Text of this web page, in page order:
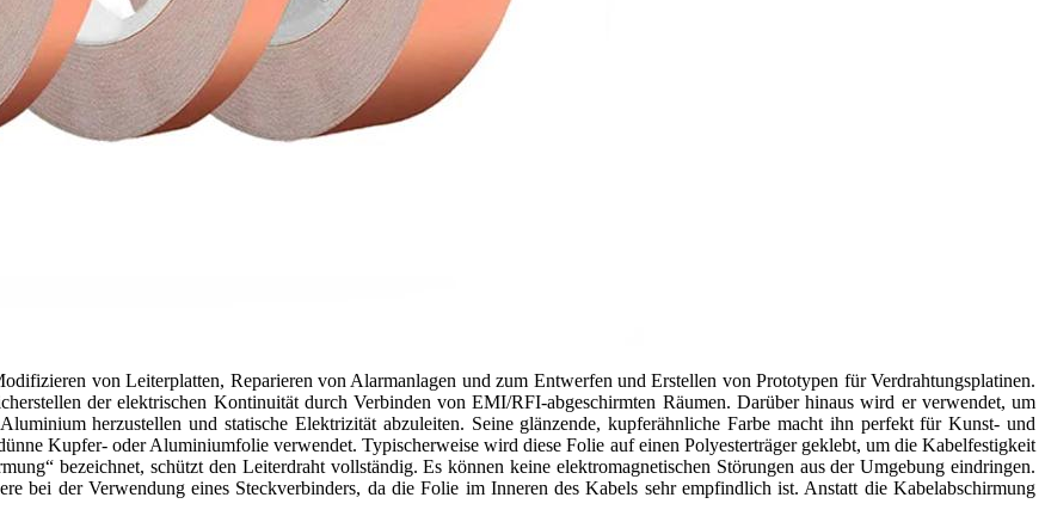
von Leiterplatten, Reparieren von Alarmanlagen und zum Entwerfen und Erstellen von Prototypen für Verdrahtungsplatinen.
der elektrischen Kontinuität durch Verbinden von EMI/RFI-abgeschirmten Räumen. Darüber hinaus wird er verwendet, um
herzustellen und statische Elektrizität abzuleiten. Seine glänzende, kupferähnliche Farbe macht ihn perfekt für Kunst- und
Kupfer- oder Aluminiumfolie verwendet. Typischerweise wird diese Folie auf einen Polyesterträger geklebt, um die Kabelfestigkeit
bezeichnet, schützt den Leiterdraht vollständig. Es können keine elektromagnetischen Störungen aus der Umgebung eindringen.
bei der Verwendung eines Steckverbinders, da die Folie im Inneren des Kabels sehr empfindlich ist. Anstatt die Kabelabschirmung